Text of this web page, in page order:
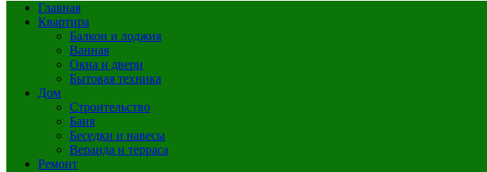
Главная
Квартира
Балкон и лоджия
Ванная
Окна и двери
Бытовая техника
Дом
Строительство
Баня
Беседки и навесы
Веранда и терраса
Ремонт